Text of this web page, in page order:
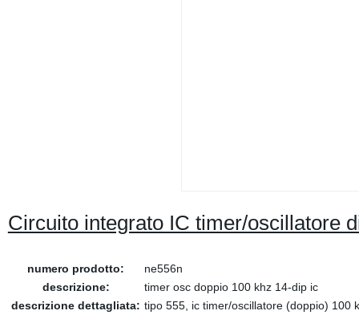
Circuito integrato IC timer/oscillatore
numero prodotto:
ne556n
descrizione:
timer osc doppio 100 khz 14-dip ic
descrizione dettagliata: tipo 555, ic timer/oscillatore (doppio) 100